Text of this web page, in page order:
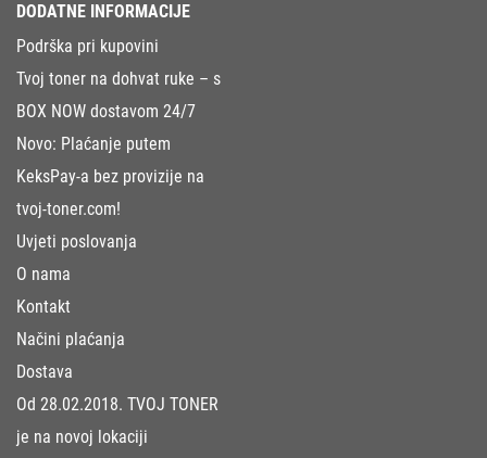
DODATNE INFORMACIJE
Podrška pri kupovini
Tvoj toner na dohvat ruke – s
BOX NOW dostavom 24/7
Novo: Plaćanje putem
KeksPay-a bez provizije na
tvoj-toner.com!
Uvjeti poslovanja
O nama
Kontakt
Načini plaćanja
Dostava
Od 28.02.2018. TVOJ TONER
je na novoj lokaciji